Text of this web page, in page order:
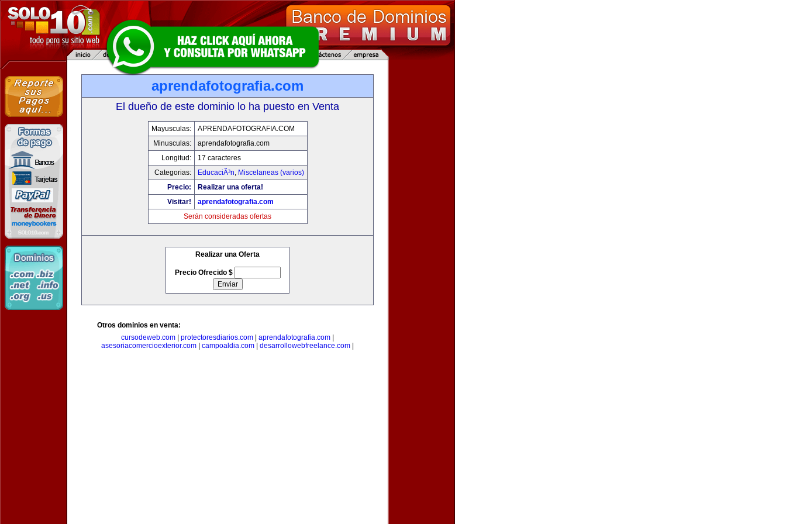
aprendafotografia.com
El dueño de este dominio lo ha puesto en Venta
Mayusculas:
APRENDAFOTOGRAFIA.COM
Minusculas:
aprendafotografia.com
Longitud:
17 caracteres
Categorias:
EducaciÃ³n, Miscelaneas (varios)
Precio:
Realizar una oferta!
Visitar!
aprendafotografia.com
Serán consideradas ofertas
Realizar una Oferta
Precio Ofrecido $
Otros dominios en venta:
cursodeweb.com
protectoresdiarios.com aprendafotografia.com
asesoriacomercioexterior.com
campoaldia.com desarrollowebfreelance.com